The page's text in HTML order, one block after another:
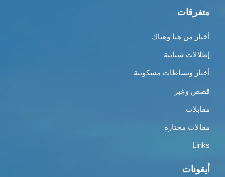
متفرقات
أخبار من هنا وهناك
إطلالات شبابية
أخبار ونشاطات مسكونية
قصص وعِبر
مقابلات
مقالات مختارة
Links
أيقونات